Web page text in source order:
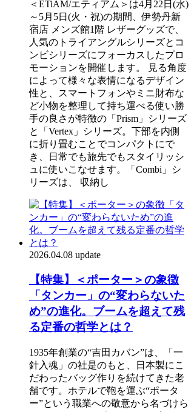
＜ETiAM/エティアム＞は4月22日(水)
～5月5日(火・祝)の期間、伊勢丹新
宿店 メンズ館1階 レザーグッズで、
人気のトライアングルシリーズとコ
ンビシリーズにフォーカスしたプロ
モーションを開催します。 見る角度
によって様々な表情になるデザイン
性と、スマートフォンやミニ財布な
ど小物を整理して持ち運べる使い勝
手の良さが特徴の「Prism」シリーズ
と「Vertex」シリーズ。下部を内側
に折り畳むことでコンパクトにで
き、日常でも旅先でもスタイリッシ
ュに使いこなせます。「Combi」シ
リーズは、 収納し
2026.04.08 update
【特集】＜ポーター＞の象徴
「タンカー」の“変わらないた
め”の進化。ブームを超えて残
る定番の哲学とは？
1935年創業の“吉田カバン”は、「一
針入魂」の社是のもと、日本製にこ
だわったバッグ作りを続けてきた老
舗です。ホテルで鞄を運ぶ“ポータ
ー”という職業への敬意から名づけら